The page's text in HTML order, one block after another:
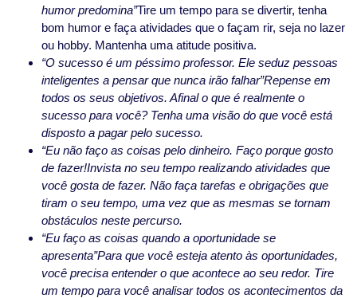
humor predomina”Tire um tempo para se divertir, tenha
bom humor e faça atividades que o façam rir, seja no lazer
ou hobby. Mantenha uma atitude positiva.
“O sucesso é um péssimo professor. Ele seduz pessoas
inteligentes a pensar que nunca irão falhar”Repense em
todos os seus objetivos. Afinal o que é realmente o
sucesso para você? Tenha uma visão do que você está
disposto a pagar pelo sucesso.
“Eu não faço as coisas pelo dinheiro. Faço porque gosto
de fazer!Invista no seu tempo realizando atividades que
você gosta de fazer. Não faça tarefas e obrigações que
tiram o seu tempo, uma vez que as mesmas se tornam
obstáculos neste percurso.
“Eu faço as coisas quando a oportunidade se
apresenta”Para que você esteja atento às oportunidades,
você precisa entender o que acontece ao seu redor. Tire
um tempo para você analisar todos os acontecimentos da